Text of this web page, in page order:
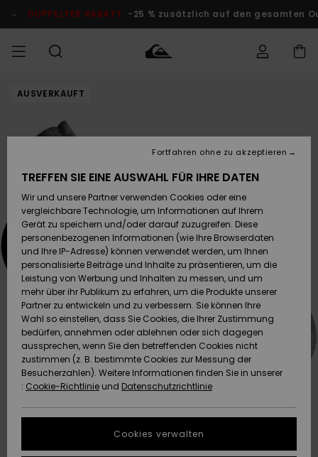
Produktinformation
DOPPELTER RABATT -25 % zusätzlich auf den gesamten
MÄNNER
Accessoires
Schuhe&
Flip-Flops
Surf
Snow
Brandneu
Highlights
JUNGEN
Accessoires
Schuhe&
Flip-Flops
Surf
Snow
Brandneu
Highlights
FRAUEN
Brandneu
Highlights
Snow
SURF
Kinder
Highlights
Community
SNOW
Kinder
Snow Shop
Damen
Highlights
Community
DOPPELTER
RABATT
KINDER
Outlet
Frauen
HILFE & KONTAKT
Versand
Retouren
Bezahlung
Geschenkkarte
Quiksilver
Freedom
Datenschutz
Starten Sie eine
Unterhaltung,
NACHHALTIGKEIT
AUSVERKAUFT
TREFFEN SIE EINE AUSWAHL FÜR IHRE DATEN
Wir und unsere Partner verwenden Cookies oder eine
vergleichbare Technologie, um Informationen auf Ihrem
Gerät zu speichern und/oder darauf zuzugreifen. Diese
personenbezogenen Informationen (wie Ihre Browserdaten
und Ihre IP-Adresse) können verwendet werden, um Ihnen
personalisierte Beiträge und Inhalte zu präsentieren, um die
Leistung von Werbung und Inhalten zu messen, und um
mehr über ihr Publikum zu erfahren, um die Produkte unserer
Partner zu entwickeln und zu verbessern. Sie können Ihre
Wahl so einstellen, dass Sie Cookies, die Ihrer Zustimmung
bedürfen, annehmen oder ablehnen oder sich dagegen
aussprechen, wenn Sie den betreffenden Cookies nicht
zustimmen (z. B. bestimmte Cookies zur Messung der
Besucherzahlen). Weitere Informationen finden Sie in unserer
: Cookie-Richtlinie und Datenschutzrichtlinie
Cookies verwalten
Fortfahren ohne zu akzeptieren